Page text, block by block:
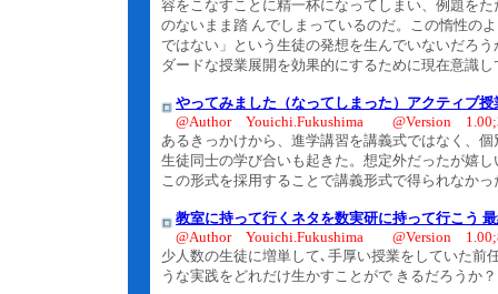
容をこなすことに精一杯になってしまい、例題を
のないまま踏 んでしまっているのだ。この惰性の
ではない」という生徒の発想を生んでいないだろ
ダードな授業展開を効果的にするために現在意識
やってみました（なってしまった）アクティブ授
@Author Youichi.Fukushima @Version
あるきっかけから、進学講習を講義式ではなく、
生徒同士の学び合いも起きた。想定外だったが嬉
この形式を採用することで講義形式で得られなか
教室に持って行くネタを数実研に持って行こう
@Author Youichi.Fukushima @Version
少人数の生徒に増単して､手厚い授業をしていた前
うな実践をどれだけ生かすことがで きるだろうか？